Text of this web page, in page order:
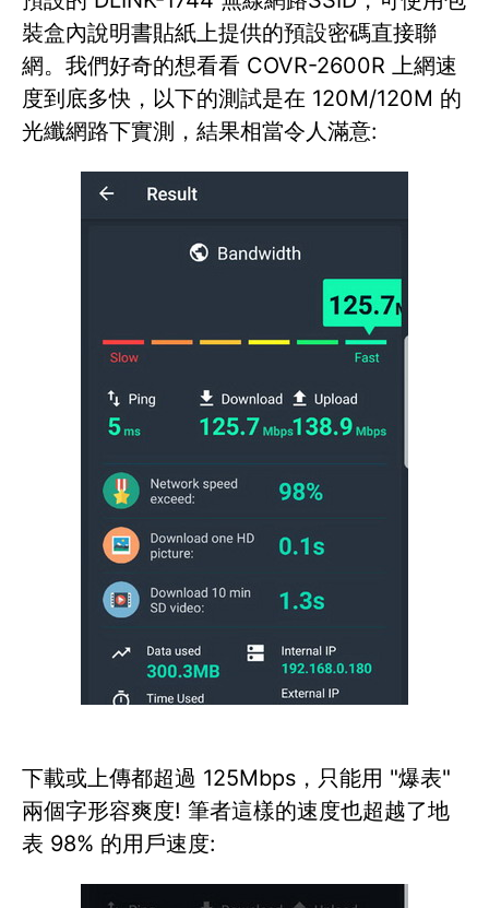
裝盒內說明書貼紙上提供的預設密碼直接聯
網。我們好奇的想看看 COVR-2600R 上網速
度到底多快，以下的測試是在 120M/120M 的
光纖網路下實測，結果相當令人滿意:
下載或上傳都超過 125Mbps，只能用 "爆表"
兩個字形容爽度! 筆者這樣的速度也超越了地
表 98% 的用戶速度: